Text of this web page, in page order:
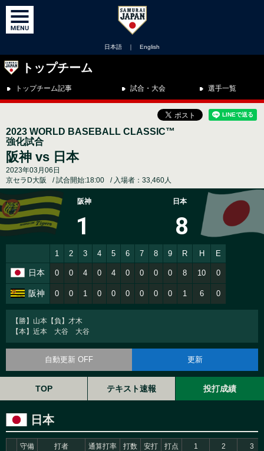
日本語 ｜ English
トップチーム
トップチーム記事 試合・大会 選手一覧
2023 WORLD BASEBALL CLASSIC™
強化試合
阪神 vs 日本
2023年03月06日
京セラD大阪
試合開始:18:00 入場者：33,460人
阪神
1
日本
8
1 2 3 4 5 6 7 8 9 R H E
日本 0 0 4 0 4 0 0 0 0 8 10 0
阪神 0 0 1 0 0 0 0 0 0 1 6 0
【勝】山本【負】才木
【本】近本 大谷 大谷
自動更新 OFF 更新
TOP テキスト速報 投打成績
日本
守備 打者 通算打率 打数 安打 打点 1 2
3